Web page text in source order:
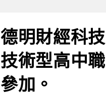
德明財經科
技術型高中
參加。